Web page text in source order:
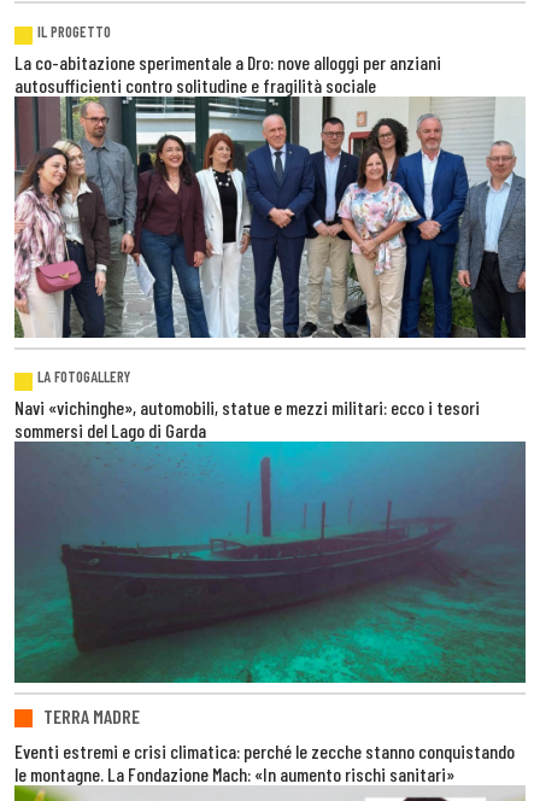
IL PROGETTO
La co-abitazione sperimentale a Dro: nove alloggi per anziani
autosufficienti contro solitudine e fragilità sociale
LA FOTOGALLERY
Navi «vichinghe», automobili, statue e mezzi militari: ecco i tesori
sommersi del Lago di Garda
TERRA MADRE
Eventi estremi e crisi climatica: perché le zecche stanno conquistando
le montagne. La Fondazione Mach: «In aumento rischi sanitari»